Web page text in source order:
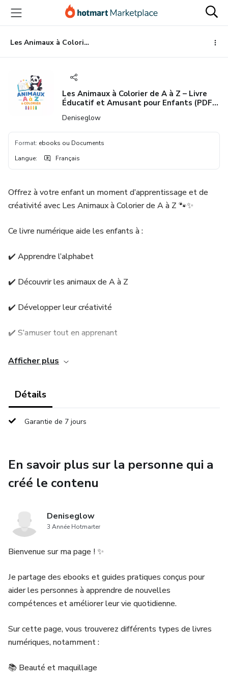
vers
contenu
principal
vers
bas
de
Les Animaux à Colorier de A à Z – Livre Éducatif et Amusant pour Enfants (PDF Imprimable
Les Animaux à Colorier de A à Z – Livre
Éducatif et Amusant pour Enfants (PDF
Deniseglow
Format: ebooks ou Documents
Langue: Français
Offrez à votre enfant un moment d’apprentissage et de
créativité avec Les Animaux à Colorier de A à Z 🐾✨
Ce livre numérique aide les enfants à :
✔️ Apprendre l’alphabet
✔️ Découvrir les animaux de A à Z
✔️ Développer leur créativité
✔️ S’amuser tout en apprenant
📥 Format PDF imprimable
🏡 Parfait pour la maison, l’école ou les activités
éducatives
immédiatement !
Afficher plus
Détails
Garantie de 7 jours
En savoir plus sur la personne qui a
créé le contenu
Deniseglow
3 Année Hotmarter
Bienvenue sur ma page ! ✨
Je partage des ebooks et guides pratiques conçus pour
aider les personnes à apprendre de nouvelles
compétences et améliorer leur vie quotidienne.
Sur cette page, vous trouverez différents types de livres
numériques, notamment :
📚 Beauté et maquillage